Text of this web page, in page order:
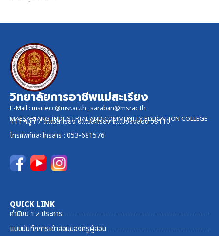
วิทยาลัยการอาชีพแม่สะเรียง
E-Mail : msr.iecc@msr.ac.th ,saraban@msr.ac.th
MAESARIANG INDUSTRIAL AND COMMUNITY EDUCATION COLLEGE
111 หมู่ที่ 7 ต.แม่สะเรียง อ.แม่สะเรียง จ.แม่ฮ่องสอน 58110
โทรศัพท์และโทรสาร : 053-681576
QUICK LINK
ค่านิยม 12 ประการ
แบบบันทึกการเข้าสอนของครูผู้สอน